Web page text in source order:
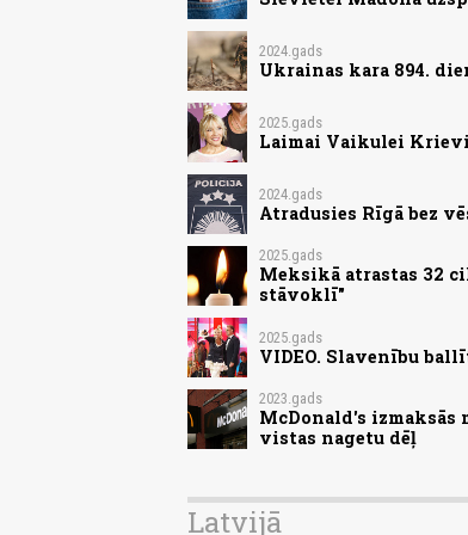
2024.gads
Ukrainas kara 894.
2025.gads
Laimai Vaikulei
2024.gads
Atradusies Rīgā bez
2025.gads
Meksikā atrastas 32
stāvoklī"
2025.gads
VIDEO. Slavenību
2023.gads
McDonald's izmaksās
vistas nagetu dēļ
Latvijā